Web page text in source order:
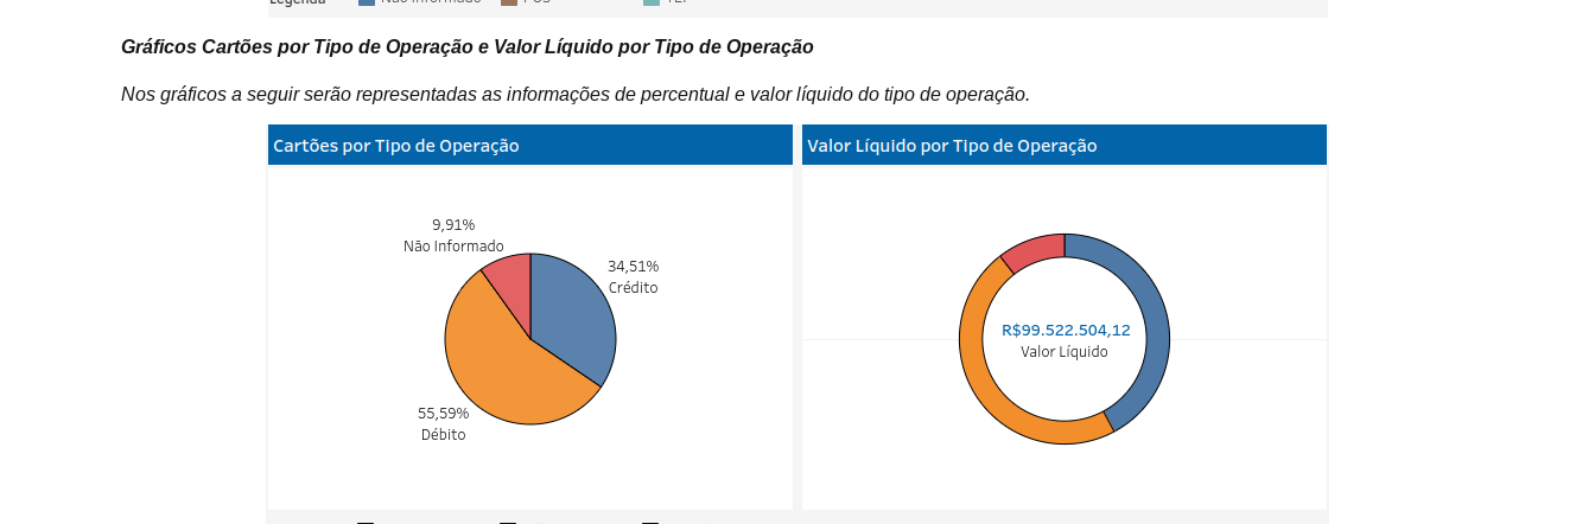
Gráficos Cartões por Tipo de Operação e Valor Líquido por Tipo de Operação
Nos gráficos a seguir serão representadas as informações de percentual e valor líquido do tipo de operação.